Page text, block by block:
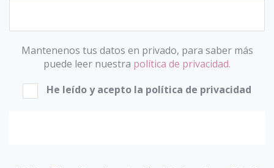
Mantenenos tus datos en privado, para saber más
puede leer nuestra política de privacidad.
He leído y acepto la política de privacidad